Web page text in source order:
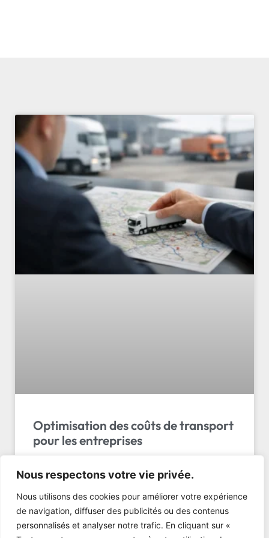
Nous respectons votre vie privée.
Nous utilisons des cookies pour améliorer votre expérience
de navigation, diffuser des publicités ou des contenus
personnalisés et analyser notre trafic. En cliquant sur «
Optimisation des coûts de transport
pour les entreprises
Optimisation couts transport entreprise suisse : 7
stratégies concrètes pour réduire vos dépenses
logistiques de 15% dès maintenant. Découvrez
comment !